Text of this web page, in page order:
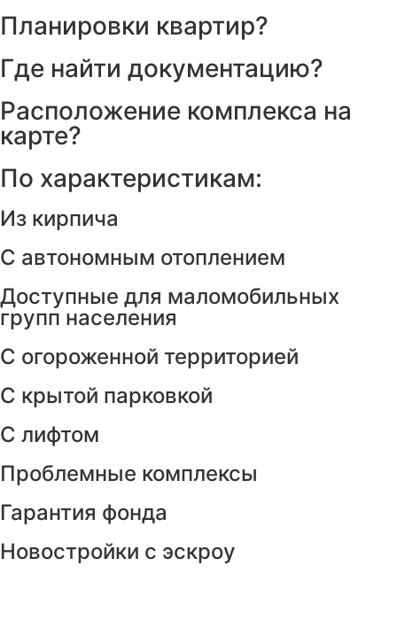
Планировки квартир?
Где найти документацию?
Расположение комплекса на
карте?
По характеристикам:
Из кирпича
С автономным отоплением
Доступные для маломобильных
групп населения
С огороженной территорией
С крытой парковкой
С лифтом
Проблемные комплексы
Гарантия фонда
Новостройки с эскроу